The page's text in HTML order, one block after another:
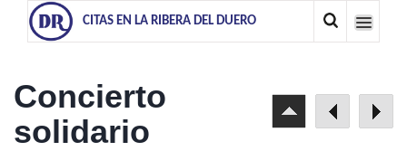
CITAS EN LA RIBERA DEL DUERO
Concierto
solidario